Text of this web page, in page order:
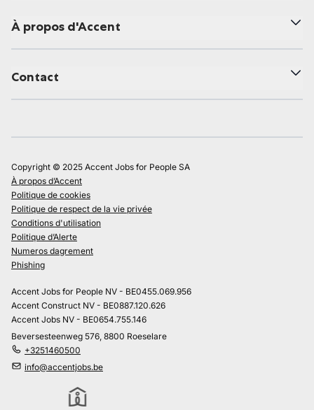
À propos d'Accent
Contact
Copyright © 2025 Accent Jobs for People SA
À propos d’Accent
Politique de cookies
Politique de respect de la vie privée
Conditions d'utilisation
Politique d’Alerte
Numeros dagrement
Phishing
Accent Jobs for People NV - BE0455.069.956
Accent Construct NV - BE0887.120.626
Accent Jobs NV - BE0654.755.146
Beversesteenweg 576, 8800 Roeselare
+3251460500
info@accentjobs.be